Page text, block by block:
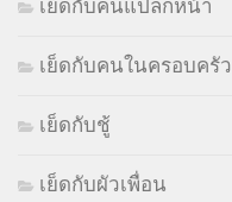
เย็ดกับคนแปลกหน้า
เย็ดกับคนในครอบครัว
เย็ดกับชู้
เย็ดกับผัวเพื่อน